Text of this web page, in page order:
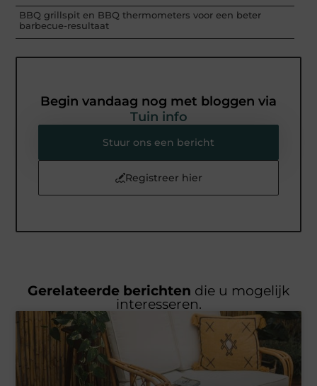
BBQ grillspit en BBQ thermometers voor een beter
barbecue-resultaat
Begin vandaag nog met bloggen via
Tuin info
Stuur ons een bericht
Registreer hier
Gerelateerde berichten die u mogelijk
interesseren.